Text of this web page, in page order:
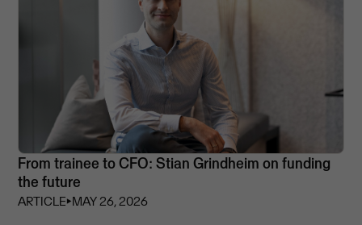
From trainee to CFO: Stian Grindheim on funding
the future
ARTICLE⏵MAY 26, 2026